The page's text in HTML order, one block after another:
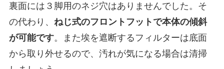
裏面には３脚用のネジ穴はありませんでした。そ
の代わり、 ねじ式のフロントフットで本体の傾斜
が可能です。また埃を遮断するフィルターは底面
から取り外せるので、汚れが気になる場合は清掃